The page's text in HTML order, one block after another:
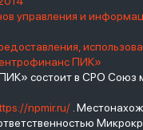
управления и
ПИК»
состоит в СРО Союз
npmir.ru/ .